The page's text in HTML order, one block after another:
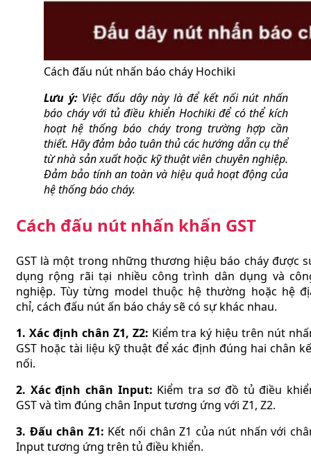
Cách đấu nút nhấn báo cháy Hochiki
Lưu ý:Việc đấu dây này là để kết nối nút nhấn
báo cháy với tủ điều khiển Hochiki để có thể kích
hoạt hệ thống báo cháy trong trường hợp cần
thiết. Hãy đảm bảo tuân thủ các hướng dẫn cụ thể
từ nhà sản xuất hoặc kỹ thuật viên chuyên nghiệp.
Đảm bảo tính an toàn và hiệu quả hoạt động của
hệ thống báo cháy.
Cách đấu nút nhấn khẩn GST
GST là một trong những thương hiệu báo cháy được
dụng rộng rãi tại nhiều công trình dân dụng và
nghiệp. Tùy từng model thuộc hệ thường hoặc hệ
chỉ, cách đấu nút ấn báo cháy sẽ có sự khác nhau.
1. Xác định chân Z1, Z2: Kiểm tra ký hiệu trên nút
GST hoặc tài liệu kỹ thuật để xác định đúng hai chân
nối.
2. Xác định chân Input: Kiểm tra sơ đồ tủ điều
GST và tìm đúng chân Input tương ứng với Z1, Z2.
3. Đấu chân Z1: Kết nối chân Z1 của nút nhấn với
Input tương ứng trên tủ điều khiển.